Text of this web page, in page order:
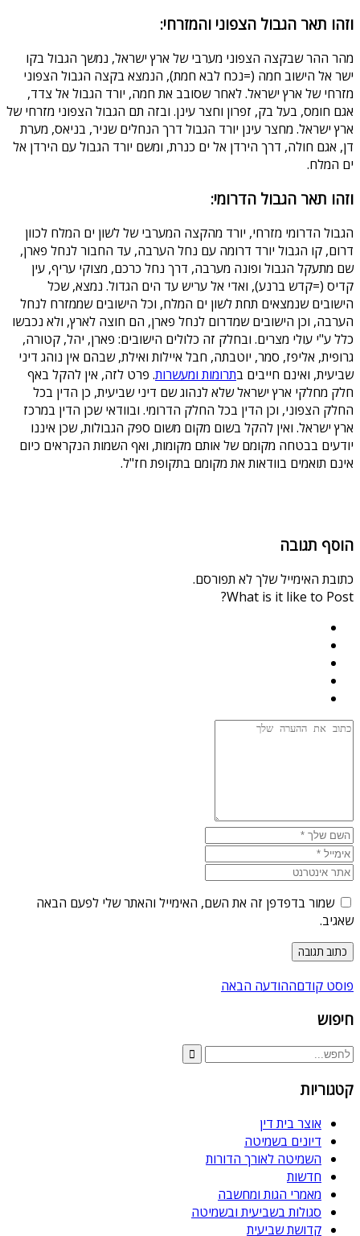
וזהו תאר הגבול הצפוני והמזרחי:
מהר ההר שבקצה הצפוני מערבי של ארץ ישראל, נמשך הגבול בקו
ישר אל הישוב חמה (=נכח לבא חמת), הנמצא בקצה הגבול הצפוני
מזרחי של ארץ ישראל. לאחר שסובב את חמה, יורד הגבול אל צדד,
אגם חומס, בעל בק, זפרון וחצר עינן. ובזה תם הגבול הצפוני מזרחי של
ארץ ישראל. מחצר עינן יורד הגבול דרך הנחלים שניר, בניאס, מערת
דן, אגם חולה, דרך הירדן אל ים כנרת, ומשם יורד הגבול עם הירדן אל
ים המלח.
וזהו תאר הגבול הדרומי:
הגבול הדרומי מזרחי, יורד מהקצה המערבי של לשון ים המלח לכוון
דרום, קו הגבול יורד דרומה עם נחל הערבה, עד החבור לנחל פארן,
שם מתעקל הגבול ופונה מערבה, דרך נחל כרכם, מצוקי עריף, עין
קדיס (=קדש ברנע), ואדי אל עריש עד הים הגדול. נמצא, שכל
הישובים שנמצאים תחת לשון ים המלח, וכל הישובים שממזרח לנחל
הערבה, וכן הישובים שמדרום לנחל פארן, הם חוצה לארץ, ולא נכבשו
כלל ע"י עולי מצרים. ובחלק זה כלולים הישובים: פארן, יהל, קטורה,
גרופית, אליפז, סמר, יוטבתה, חבל איילות ואילת, שבהם אין נוהג דיני
שביעית, ואינם חייבים בתרומות ומעשרות. פרט לזה, אין להקל באף
חלק מחלקי ארץ ישראל שלא לנהוג שם דיני שביעית, כן הדין בכל
החלק הצפוני, וכן הדין בכל החלק הדרומי. ובוודאי שכן הדין במרכז
ארץ ישראל. ואין להקל בשום מקום משום ספק הגבולות, שכן איננו
יודעים בבטחה מקומם של אותם מקומות, ואף השמות הנקראים כיום
אינם תואמים בוודאות את מקומם בתקופת חז"ל.
הוסף תגובה
כתובת האימייל שלך לא תפורסם.
What is it like to Post?
שמור בדפדפן זה את השם, האימייל והאתר שלי לפעם הבאה
שאגיב.
פוסט קודםההודעה הבאה
חיפוש
קטגוריות
אוצר בית דין
דיונים בשמיטה
השמיטה לאורך הדורות
חדשות
מאמרי הגות ומחשבה
סגולות בשביעית ובשמיטה
קדושת שביעית